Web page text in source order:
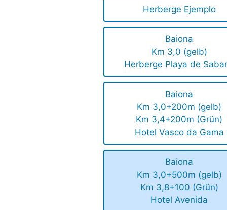
Herberge Ejemplo
Baiona
Km 3,0 (gelb)
Herberge Playa de
Baiona
Km 3,0+200m (gelb)
Km 3,4+200m (Grün)
Hotel Vasco da Gama
Baiona
Km 3,0+500m (gelb)
Km 3,8+100 (Grün)
Hotel Avenida